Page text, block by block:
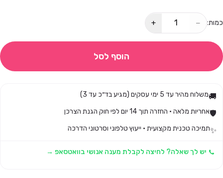
כמות: −
+
הוסף לסל
🚚משלוח מהיר עד 5 ימי עסקים (מגיע בד״כ עד 3)
🛡️אחריות מלאה · החזרה תוך 14 יום לפי חוק הגנת הצרכן
✨תמיכה טכנית מקצועית · ייעוץ טלפוני וסרטוני הדרכה
יש לך שאלה? לחיצה לקבלת מענה אנושי בוואטסאפ →